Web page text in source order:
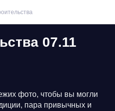
07.11
фото, чтобы вы могли
пара привычных и